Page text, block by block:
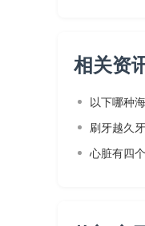
转游活
1、其他游
可能会根据
相关资
以下哪种海洋
刷牙越久
心脏有四个腔